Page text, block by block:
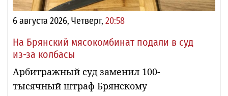
6 августа 2026, Четверг, 20:58
На Брянский мясокомбинат подали в суд
из-за колбасы
Арбитражный суд заменил 100-
тысячный штраф Брянскому